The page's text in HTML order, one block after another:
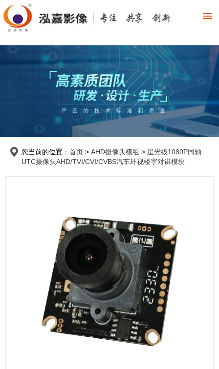
您当前的位置： 首页 > AHD摄像头模组 > 星光级1080P同轴
UTC摄像头AHD/TVI/CVI/CVBS汽车环视楼宇对讲模块